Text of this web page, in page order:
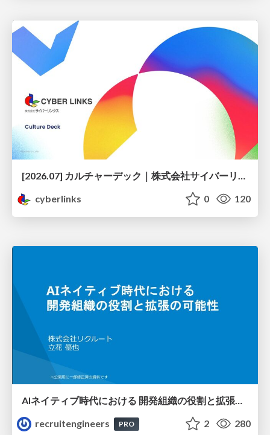
cyberlinks
0 120
AIネイティブ時代における 開発組織の役割と拡張の可能性
recruitengineers
PRO 2 280